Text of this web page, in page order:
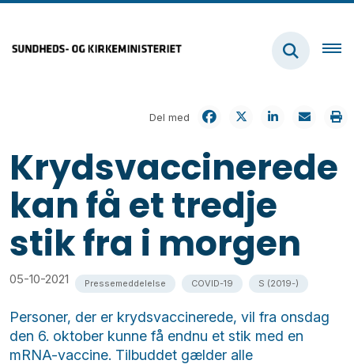
Del med
Krydsvaccinerede
kan få et tredje
stik fra i morgen
05-10-2021 Pressemeddelelse COVID-19 S (2019-)
Personer, der er krydsvaccinerede, vil fra onsdag
den 6. oktober kunne få endnu et stik med en
mRNA-vaccine. Tilbuddet gælder alle